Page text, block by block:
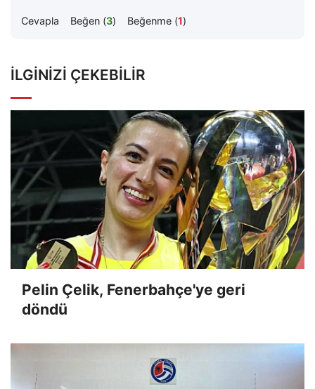
Cevapla Beğen (3) Beğenme (1)
İLGINIZI ÇEKEBILIR
Pelin Çelik, Fenerbahçe'ye geri
döndü